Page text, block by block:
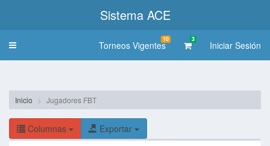
Sistema ACE
Toggle
Torneos Vigentes
10 3
Iniciar Sesión
Inicio Jugadores FBT
Columnas
Exportar